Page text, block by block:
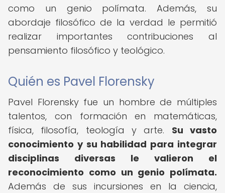
como un genio polímata. Además, su
abordaje filosófico de la verdad le permitió
realizar importantes contribuciones al
pensamiento filosófico y teológico.
Quién es Pavel Florensky
Pavel Florensky fue un hombre de múltiples
talentos, con formación en matemáticas,
física, filosofía, teología y arte. Su vasto
conocimiento y su habilidad para integrar
disciplinas diversas le valieron el
reconocimiento como un genio polímata.
Además de sus incursiones en la ciencia,